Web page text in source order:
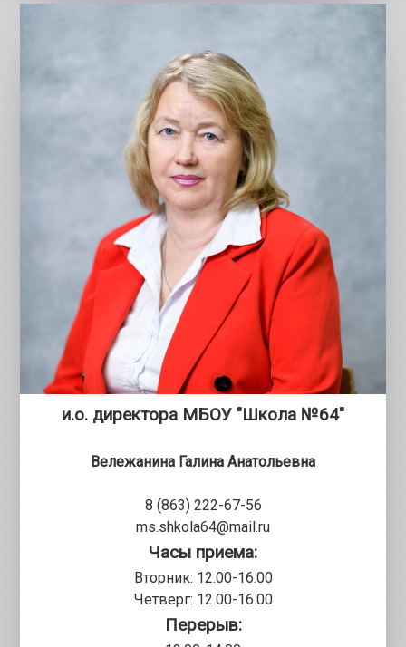
и.о. директора МБОУ "Школа №64"
Вележанина Галина Анатольевна
8 (863) 222-67-56
ms.shkola64@mail.ru
Часы приема:
Вторник: 12.00-16.00
Четверг: 12.00-16.00
Перерыв: